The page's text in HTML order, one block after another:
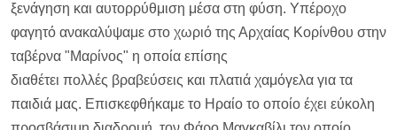
ξενάγηση και αυτορρύθμιση μέσα στη φύση. Υπέροχο
φαγητό ανακαλύψαμε στο χωριό της Αρχαίας Κορίνθου στην
ταβέρνα "Μαρίνος" η οποία επίσης
διαθέτει πολλές βραβεύσεις και πλατιά χαμόγελα για τα
παιδιά μας. Επισκεφθήκαμε το Ηραίο το οποίο έχει εύκολη